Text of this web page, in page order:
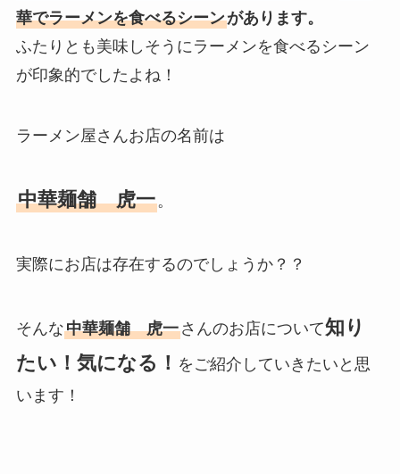
華でラーメンを食べるシーンがあります。
ふたりとも美味しそうにラーメンを食べるシーン
が印象的でしたよね！
ラーメン屋さんお店の名前は
中華麺舗 虎一。
実際にお店は存在するのでしょうか？？
そんな中華麺舗 虎一さんのお店について知り
たい！気になる！ をご紹介していきたいと思
います！